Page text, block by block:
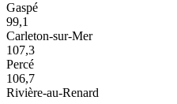
Gaspé
99,1
Carleton-sur-Mer
107,3
Percé
106,7
Rivière-au-Renard